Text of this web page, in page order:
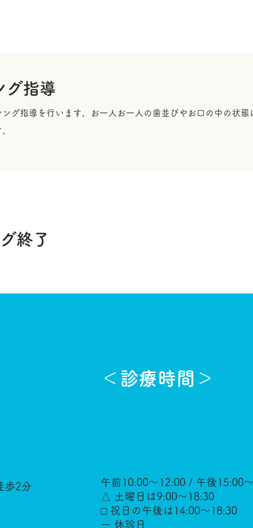
グ指導
ング指導を行います。お一人お一人の歯並びやお口の中の状態
終了
歩2分
午前10:00～12:00 / 午後15:00
△ 土曜日は9:00～18:30
□ 祝日の午後は14:00～18:30
ー 休診日
＜診療時間＞